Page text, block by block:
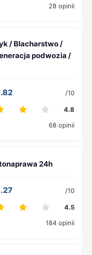
28 opinii
/10
4.8
68 opinii
/10
4.5
184 opinii